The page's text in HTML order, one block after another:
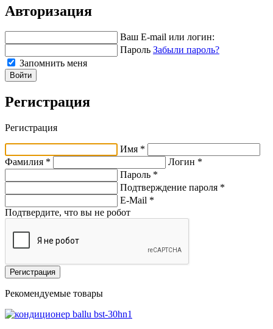
Авторизация
Ваш E-mail или логин:
Пароль Забыли пароль?
Запомнить меня
Войти
Регистрация
Регистрация
Имя *
Фамилия *
Логин *
Пароль *
Подтверждение пароля *
E-Mail *
Подтвердите, что вы не робот
Регистрация
Рекомендуемые товары